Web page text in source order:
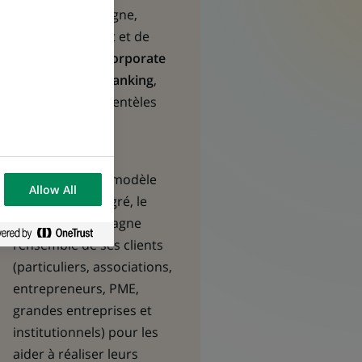
solutions d’épargne,
d’investissement et de
Corporate
& Institutional Banking,
centré sur les clientèles
Fort d’un solide modèle
diversifié et intégré, le
Groupe accompagne
l’ensemble de ses clients
(particuliers, associations,
entrepreneurs, PME,
grandes entreprises et
institutionnels) pour les
aider à réaliser leurs
Allow All